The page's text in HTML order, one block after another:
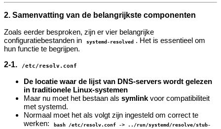
2. Samenvatting van de belangrijkste componenten
Zoals eerder besproken, zijn er vier belangrijke
configuratiebestanden in
systemd-resolved . Het is essentieel om
hun functie te begrijpen.
2-1.
/etc/resolv.conf
De locatie waar de lijst van DNS-servers wordt gelezen
in traditionele Linux-systemen
Maar nu moet het bestaan als symlinkvoor compatibiliteit
met systemd.
Normaal moet het als volgt zijn ingesteld om correct te
werken:
bash /etc/resolv.conf -> ../run/systemd/resolve/stub-